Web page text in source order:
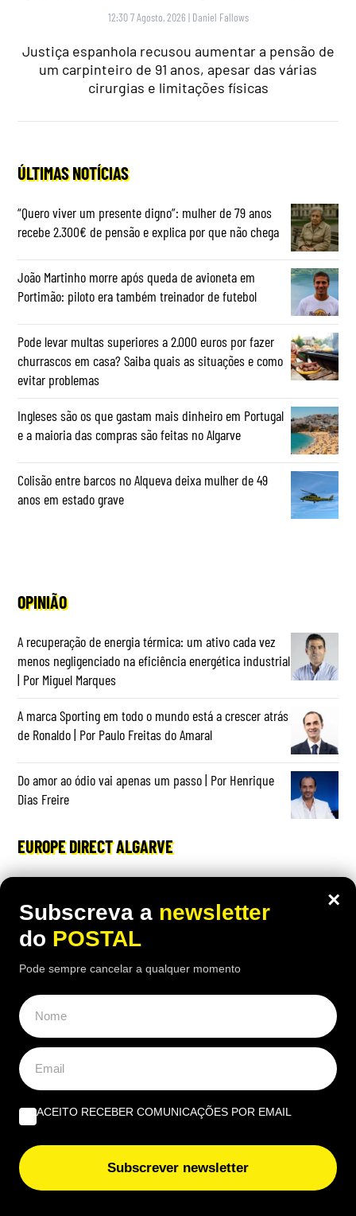
12:30 7 Agosto, 2026 | Daniel Fallows
Justiça espanhola recusou aumentar a pensão de
um carpinteiro de 91 anos, apesar das várias
cirurgias e limitações físicas
ÚLTIMAS NOTÍCIAS
“Quero viver um presente digno”: mulher de 79 anos
recebe 2.300€ de pensão e explica por que não chega
João Martinho morre após queda de avioneta em
Portimão: piloto era também treinador de futebol
Pode levar multas superiores a 2.000 euros por fazer
churrascos em casa? Saiba quais as situações e como
evitar problemas
Ingleses são os que gastam mais dinheiro em Portugal
e a maioria das compras são feitas no Algarve
Colisão entre barcos no Alqueva deixa mulher de 49
anos em estado grave
OPINIÃO
A recuperação de energia térmica: um ativo cada vez
menos negligenciado na eficiência energética industrial
| Por Miguel Marques
A marca Sporting em todo o mundo está a crescer atrás
de Ronaldo | Por Paulo Freitas do Amaral
Do amor ao ódio vai apenas um passo | Por Henrique
Dias Freire
EUROPE DIRECT ALGARVE
mão e atrasos nos voos: saiba o que muda para
passageiros nos aeroportos europeus
de Cidadão antes da data de validade? IRN não deixou
‘margem para dúvidas’
×
Subscreva a newsletter
do POSTAL
Pode sempre cancelar a qualquer momento
ACEITO RECEBER COMUNICAÇÕES POR EMAIL
Subscrever newsletter